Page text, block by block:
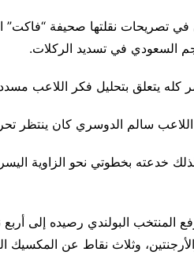
تصريحات نقلتها صحيفة “فاكت”
السعودي في تسديد الركلات.
كله يتعلق بتحليل فكر اللاعب مسدد
اللاعب سالم الدوسري كان ينتظر
خدعته بخطوتي نحو الزاوية
رفع المنتخب البولندي رصيده إلى
وثلاث نقاط عن المكسيك